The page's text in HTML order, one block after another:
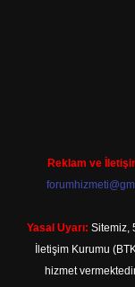
Reklam ve
Yasal Uyarı: Sitemiz,
İletişim Kurumu
hizmet